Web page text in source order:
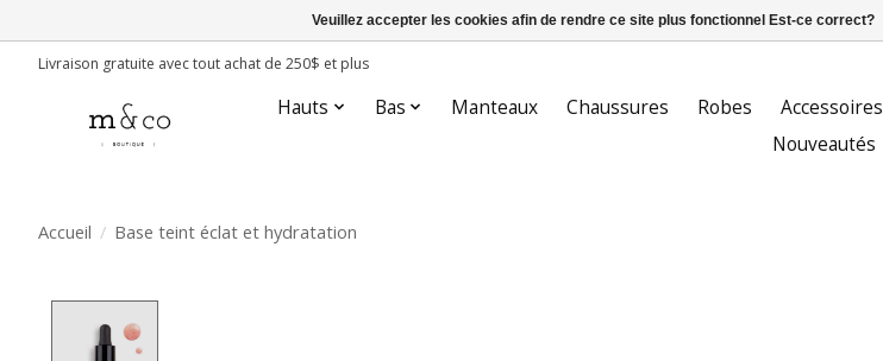
Livraison gratuite avec tout achat de 250$ et plus
Hauts Bas Manteaux Chaussures Robes Accessoires
Nouveautés
Accueil / Base teint éclat et hydratation
Veuillez accepter les cookies afin de rendre ce site plus fonctionnel Est-ce correct?